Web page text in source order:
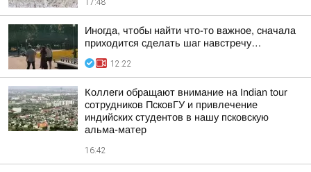
17:48
Иногда, чтобы найти что-то важное, сначала
приходится сделать шаг навстречу…
12:22
Коллеги обращают внимание на Indian tour
сотрудников ПсковГУ и привлечение
индийских студентов в нашу псковскую
альма-матер
16:42